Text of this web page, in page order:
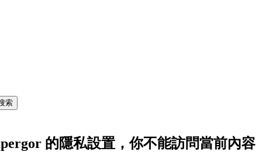
索
的隱私設置，你不能訪問當前內容